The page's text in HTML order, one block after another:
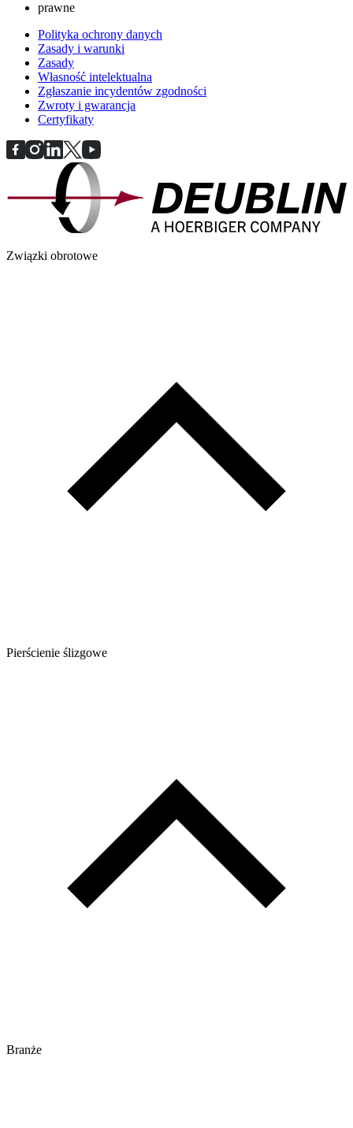
prawne
Polityka ochrony danych
Zasady i warunki
Zasady
Własność intelektualna
Zgłaszanie incydentów zgodności
Zwroty i gwarancja
Certyfikaty
Związki obrotowe
Pierścienie ślizgowe
Branże